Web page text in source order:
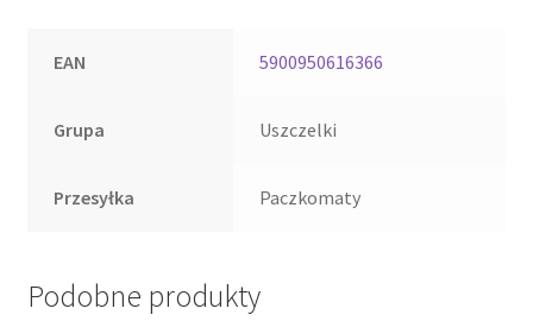
EAN 5900950616366
Grupa Uszczelki
Przesyłka Paczkomaty
Podobne produkty